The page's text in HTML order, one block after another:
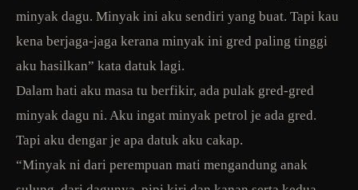
minyak dagu. Minyak ini aku sendiri yang buat. Tapi kau
kena berjaga-jaga kerana minyak ini gred paling tinggi
aku hasilkan” kata datuk lagi.
Dalam hati aku masa tu berfikir, ada pulak gred-gred
minyak dagu ni. Aku ingat minyak petrol je ada gred.
Tapi aku dengar je apa datuk aku cakap.
“Minyak ni dari perempuan mati mengandung anak